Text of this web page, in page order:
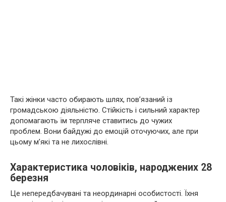
Такі жінки часто обирають шлях, пов’язаний із
громадською діяльністю. Стійкість і сильний характер
допомагають їм терпляче ставитись до чужих
проблем. Вони байдужі до емоцій оточуючих, але при
цьому м’які та не лихослівні.
Характеристика чоловіків, народжених 28
березня
Це непередбачувані та неординарні особистості. Їхня